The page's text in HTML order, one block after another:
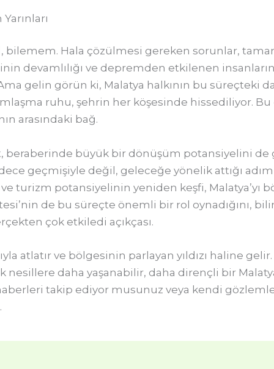
Hala çözülmesi gereken sorunlar,
devamlılığı ve depremden etkilenen
gelin görün ki, Malatya halkının bu süreçteki
ruhu, şehrin her köşesinde hissediliyor.
arasındaki bağ.
büyük bir dönüşüm potansiyelini de
geçmişiyle değil, geleceğe yönelik attığı
turizm potansiyelinin yeniden keşfi, Malatya’yı
de bu süreçte önemli bir rol oynadığını,
çok etkiledi açıkçası.
atlatır ve bölgesinin parlayan yıldızı haline
daha yaşanabilir, daha dirençli bir
takip ediyor musunuz veya kendi